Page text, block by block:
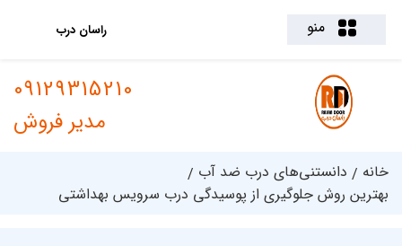
منو راسان درب
09129315210
مدیر فروش
خانه
دانستنی‌های درب ضد آب
بهترین روش جلوگیری از پوسیدگی درب سرویس بهداشتی